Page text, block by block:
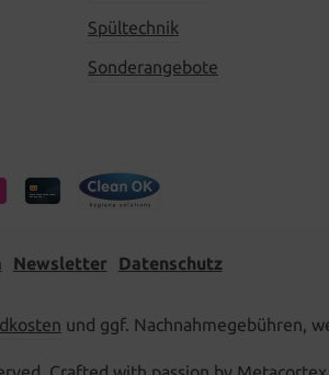
Spültechnik
Sonderangebote
Newsletter Datenschutz
und ggf. Nachnahmegebühren,